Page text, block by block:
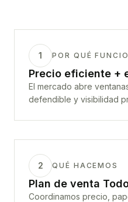
1 POR QUÉ
Precio eficiente +
El mercado abre
defendible y visibilidad
2 QUÉ HACEMOS
Plan de venta
Coordinamos precio,